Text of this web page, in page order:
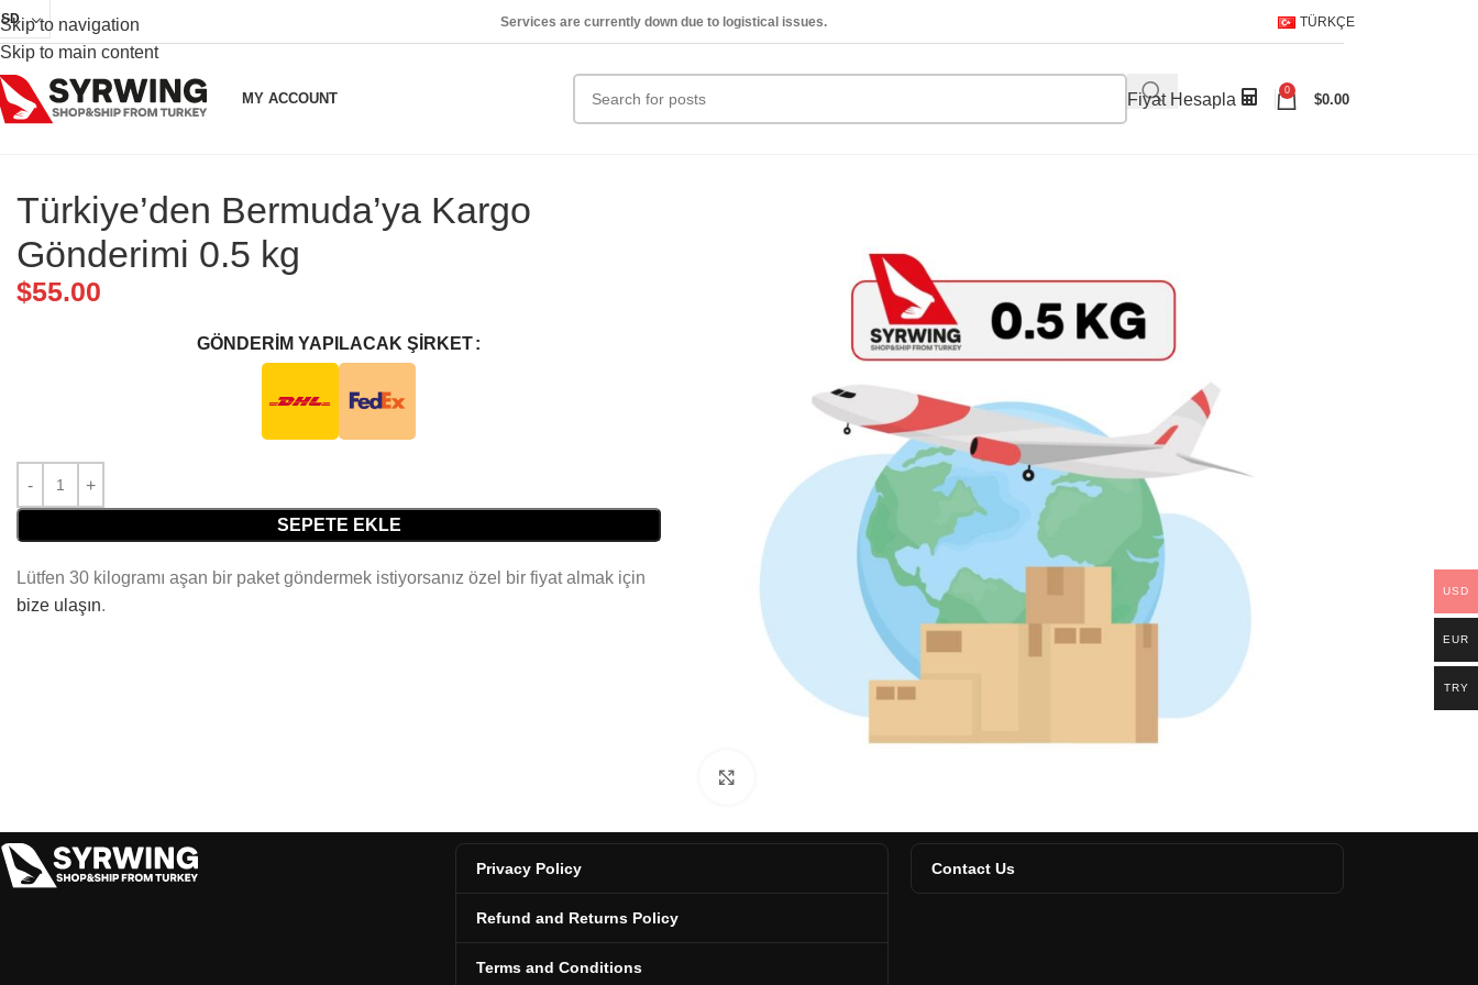
Skip to navigation
Skip to main content
Services are currently down due to logistical issues. TÜRKÇE
MY ACCOUNT Fiyat Hesapla 0
$0.00
Türkiye’den Bermuda’ya Kargo
Gönderimi 0.5 kg
$55.00
GÖNDERIM YAPILACAK ŞIRKET
SEPETE EKLE
Lütfen 30 kilogramı aşan bir paket göndermek istiyorsanız özel bir fiyat almak için
bize ulaşın.
Privacy Policy
Refund and Returns Policy
Terms and Conditions
Contact Us
USD
EUR
TRY